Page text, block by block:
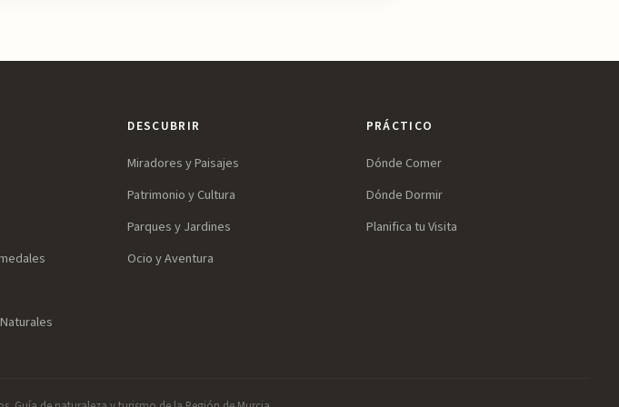
DESCUBRIR
Miradores y Paisajes
Patrimonio y Cultura
Parques y Jardines
Ocio y Aventura
PRÁCTICO
Dónde Comer
Dónde Dormir
Planifica tu Visita